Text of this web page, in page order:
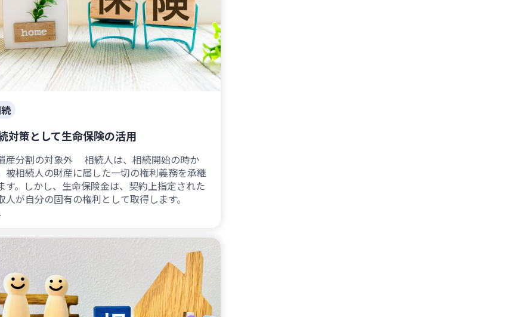
対策として生命保険の活用
産分割の対象外 相続人は、相続開始の時か
被相続人の財産に属した一切の権利義務を承継
す。しかし、生命保険金は、契約上指定された
人が自分の固有の権利として取得します。